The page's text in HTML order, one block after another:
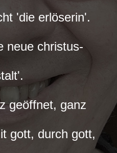
'die erlöserin'.
neue christus-
geöffnet, ganz
gott, durch gott,